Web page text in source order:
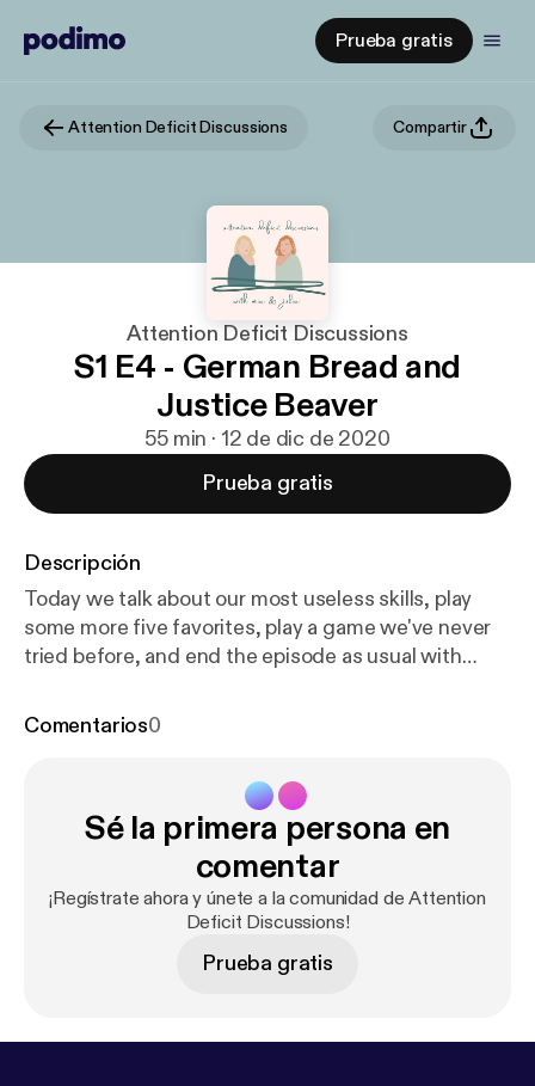
Prueba gratis
Attention Deficit Discussions Compartir
Attention Deficit Discussions
S1 E4 - German Bread and
Justice Beaver
55 min · 12 de dic de 2020
Prueba gratis
Descripción
Today we talk about our most useless skills, play
some more five favorites, play a game we've never
tried before, and end the episode as usual with
For more information of the dog of the week, go to:
support us on Patreon:https://www.patreon.com/us
Anchor: The easiest way to make a podcast.
https://
anchor.fm/app
https://anchor.fm/app
https://anchor.fm/addiscussions-podcast/
Comentarios0
Sé la primera persona en
comentar
¡Regístrate ahora y únete a la comunidad de Attention
Deficit Discussions!
Prueba gratis